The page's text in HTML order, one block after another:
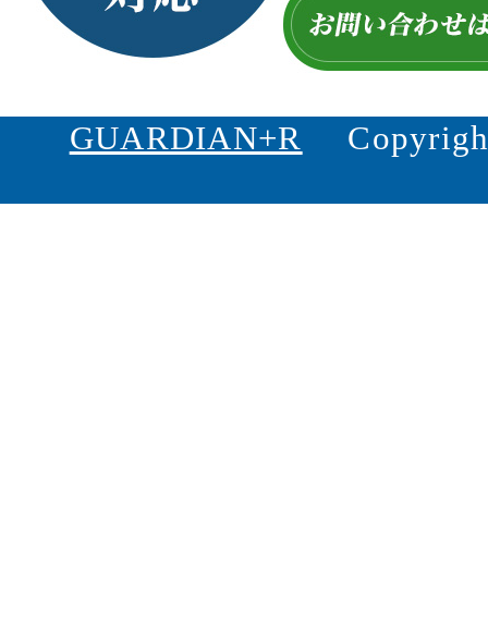
GUARDIAN+R